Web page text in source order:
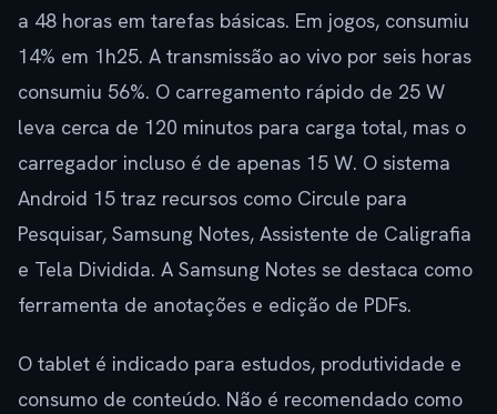
a 48 horas em tarefas básicas. Em jogos, consumiu
14% em 1h25. A transmissão ao vivo por seis horas
consumiu 56%. O carregamento rápido de 25 W
leva cerca de 120 minutos para carga total, mas o
carregador incluso é de apenas 15 W. O sistema
Android 15 traz recursos como Circule para
Pesquisar, Samsung Notes, Assistente de Caligrafia
e Tela Dividida. A Samsung Notes se destaca como
ferramenta de anotações e edição de PDFs.
O tablet é indicado para estudos, produtividade e
consumo de conteúdo. Não é recomendado como